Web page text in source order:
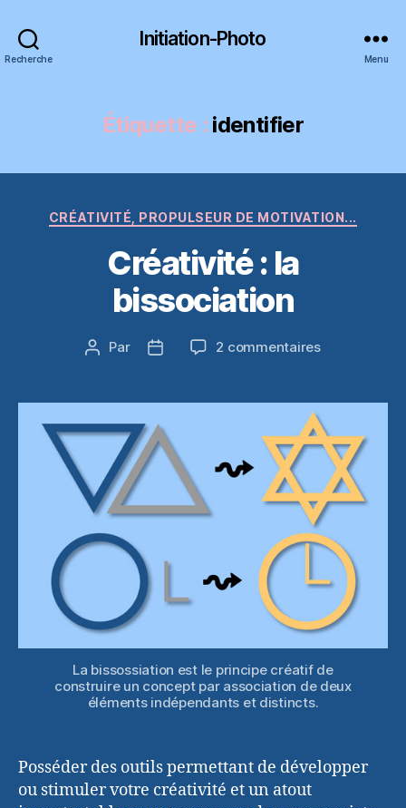
Recherche
Initiation-Photo
Menu
Étiquette : identifier
Catégories
CRÉATIVITÉ, PROPULSEUR DE MOTIVATION...
Créativité : la
bissociation
Auteur
Par
Date
2 commentairessur
la
bissociation
La bissossiation est le principe créatif de
construire un concept par association de deux
éléments indépendants et distincts.
Posséder des outils permettant de développer
ou stimuler votre créativité et un atout